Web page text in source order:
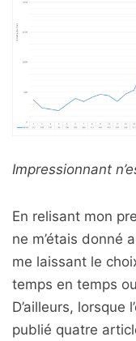
Impressionnant
En relisant mon
ne m’étais donné
me laissant le
temps en temps
D’ailleurs, lorsque
publié quatre